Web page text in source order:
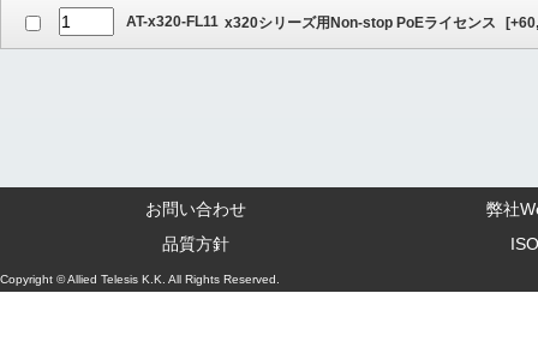
AT-x320-FL11 x320シリーズ用Non-stop PoEライセンス [
お問い合わせ
弊社
品質方針
Copyright © Allied Telesis K.K. All Rights Reserved.